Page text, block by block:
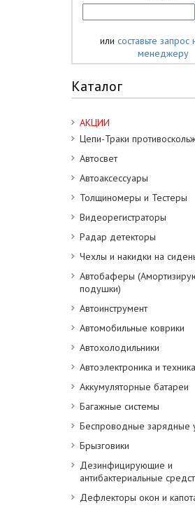
или составьте
менеджеру
Каталог
АКЦИИ
Цепи-Траки
Автосвет
Автоаксессуары
Толщиномеры и Тестеры
Видеорегистраторы
Радар детекторы
Чехлы и накидки на
Автобаферы
подушки)
Автоинструмент
Автомобильные коврики
Автохолодильники
Автоэлектроника и техника
Аккумуляторные батареи
Багажные системы
Беспроводные зарядные
Брызговики
Дезинфицирующие и
антибактериальные
Дефлекторы окон и